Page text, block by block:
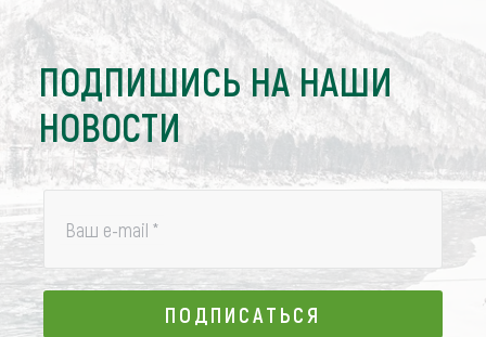
ПОДПИШИСЬ НА НАШИ
НОВОСТИ
Ваш e-mail *
ПОДПИСАТЬСЯ